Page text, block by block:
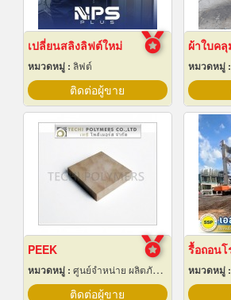
เปลี่ยนสลิงลิฟต์ใหม่
หมวดหมู่ : ลิฟต์
ติดต่อผู้ขาย
ผ้าใบค
หมวดหมู่ :
PEEK
หมวดหมู่ : ศูนย์จำหน่าย ผลิตภัณฑ์พลาสติกชนิดแท่ง ท่อ แผ่นและสาย
ติดต่อผู้ขาย
หมวดหมู่ :